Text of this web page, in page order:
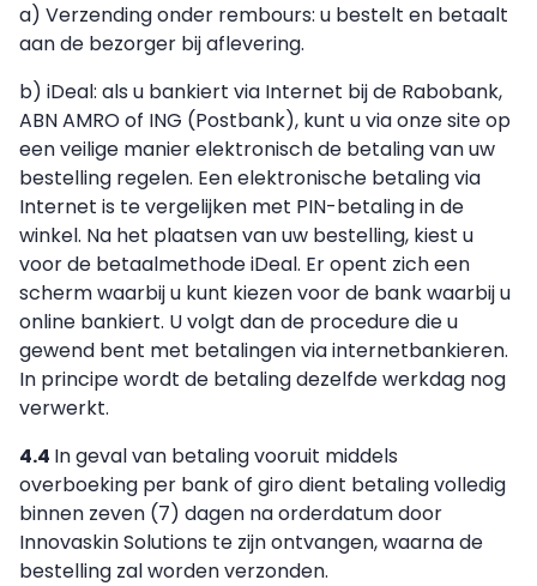
a) Verzending onder rembours: u bestelt en betaalt
aan de bezorger bij aflevering.
b) iDeal: als u bankiert via Internet bij de Rabobank,
ABN AMRO of ING (Postbank), kunt u via onze site op
een veilige manier elektronisch de betaling van uw
bestelling regelen. Een elektronische betaling via
Internet is te vergelijken met PIN-betaling in de
winkel. Na het plaatsen van uw bestelling, kiest u
voor de betaalmethode iDeal. Er opent zich een
scherm waarbij u kunt kiezen voor de bank waarbij u
online bankiert. U volgt dan de procedure die u
gewend bent met betalingen via internetbankieren.
In principe wordt de betaling dezelfde werkdag nog
verwerkt.
4.4 In geval van betaling vooruit middels
overboeking per bank of giro dient betaling volledig
binnen zeven (7) dagen na orderdatum door
Innovaskin Solutions te zijn ontvangen, waarna de
bestelling zal worden verzonden.